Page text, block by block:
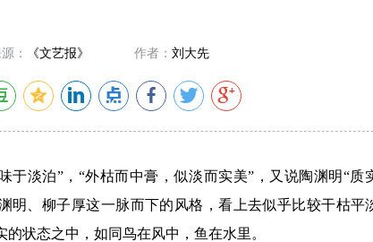
： 《文艺报》 作者： 刘大先
于淡泊”，“外枯而中膏，似淡而实美”，又说陶渊明“质
明、柳子厚这一脉而下的风格，看上去似乎比较干枯平
状态之中，如同鸟在风中，鱼在水里。